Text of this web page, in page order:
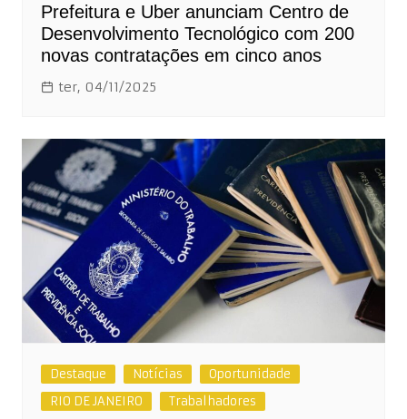
Prefeitura e Uber anunciam Centro de
Desenvolvimento Tecnológico com 200
novas contratações em cinco anos
ter, 04/11/2025
Destaque Notícias
Oportunidade
RIO DE JANEIRO
Trabalhadores